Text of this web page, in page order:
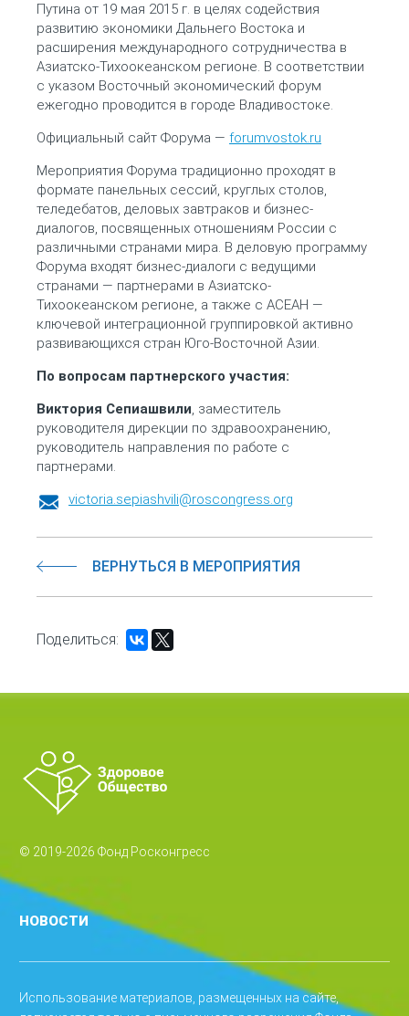
Путина от 19 мая 2015 г. в целях содействия
развитию экономики Дальнего Востока и
расширения международного сотрудничества в
Азиатско-Тихоокеанском регионе. В соответствии
с указом Восточный экономический форум
ежегодно проводится в городе Владивостоке.
Официальный сайт Форума —forumvostok.ru
Мероприятия Форума традиционно проходят в
формате панельных сессий, круглых столов,
теледебатов, деловых завтраков и бизнес-
диалогов, посвященных отношениям России с
различными странами мира. В деловую программу
Форума входят бизнес-диалоги с ведущими
странами — партнерами в Азиатско-
Тихоокеанском регионе, а также с АСЕАН —
ключевой интеграционной группировкой активно
развивающихся стран Юго-Восточной Азии.
По вопросам партнерского участия:
Виктория Сепиашвили, заместитель
руководителя дирекции по здравоохранению,
руководитель направления по работе с
партнерами.
victoria.sepiashvili@roscongress.org
ВЕРНУТЬСЯ В МЕРОПРИЯТИЯ
Поделиться:
© 2019-2026 Фонд Росконгресс
НОВОСТИ
Использование материалов, размещенных на сайте,